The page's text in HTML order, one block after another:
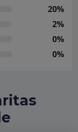
20%
2%
0%
0%